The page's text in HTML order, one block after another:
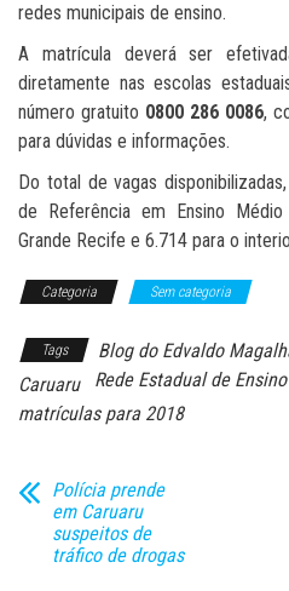
redes municipais de ensino.
A matrícula deverá ser
diretamente nas escolas
número gratuito 0800 286 0086,
para dúvidas e informações.
Do total de vagas
de Referência em Ensino
Grande Recife e 6.714 para o
Categoria Sem categoria
Tags Blog do Edvaldo
Caruaru
Rede Estadual de
matrículas para 2018
Polícia prende
em Caruaru
suspeitos de
tráfico de drogas